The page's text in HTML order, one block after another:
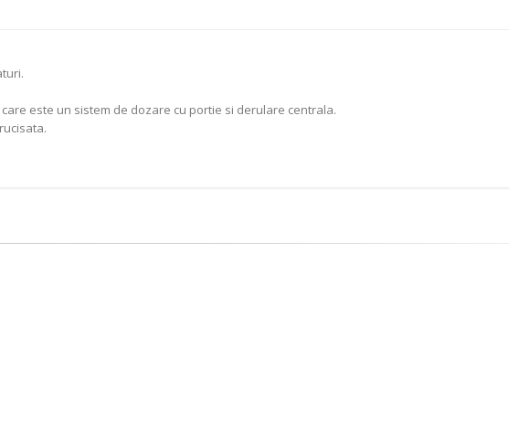
este un sistem de dozare cu portie si derulare centrala.